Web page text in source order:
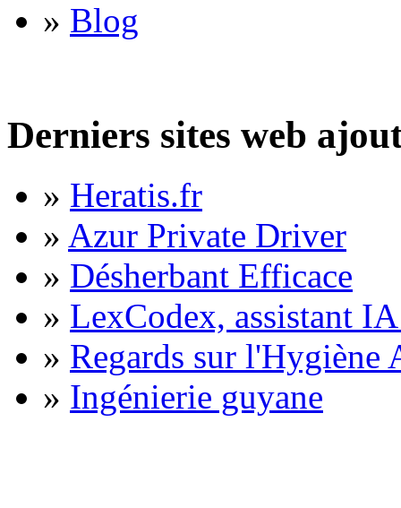
» Blog
Derniers sites web
» Heratis.fr
» Azur Private Driver
» Désherbant Efficace
» LexCodex, assistant
» Regards sur l'Hygiène
» Ingénierie guyane